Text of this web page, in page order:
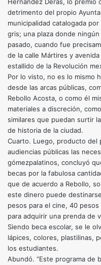
detrimento del propio
municipalidad catalogada
gris; una plaza donde
pasado, cuando fue
de la calle Mártires y
estallido de la Revolución
Por lo visto, no es lo mismo
desde las arcas públicas,
Rebollo Acosta, o como él
materiales a discreción,
similares que puedan surtir
de historia de la ciudad.
Cuarto. Luego, producto del
audiencias públicas las
gómezpalatinos, concluyó
becas por la fabulosa
que de acuerdo a Rebollo,
este dinero puede
pesos para el cine, 40
para adquirir una prenda de
Siendo beca escolar, se le
lápices, colores, plastilinas,
los estudiantes.
Abundó. “Este programa de